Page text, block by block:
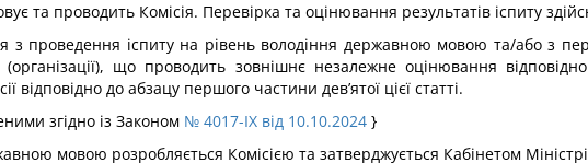
та проводить Комісія. Перевірка та оцінювання результатів іспиту
з проведення іспиту на рівень володіння державною мовою та/або з
що проводить зовнішнє незалежне оцінювання
відповідно до абзацу першого частини дев’ятої цієї статті.
згідно із Законом № 4017-IX від 10.10.2024 }
мовою розробляється Комісією та затверджується Кабінетом